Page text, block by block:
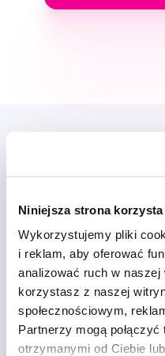
Niniejsza strona
Wykorzystujemy pliki
i reklam, aby oferować
analizować ruch w
korzystasz z naszej
społecznościowym,
Partnerzy mogą
otrzymanymi od Ciebie
Chcę otrzymywać
wyrażam zgodę na